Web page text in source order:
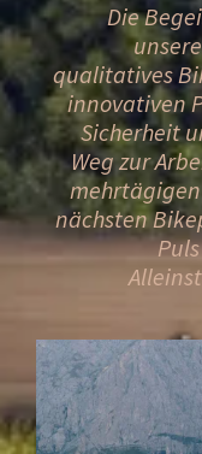
Die
qualitatives
innovativen
Sicherheit
Weg zur
nächsten